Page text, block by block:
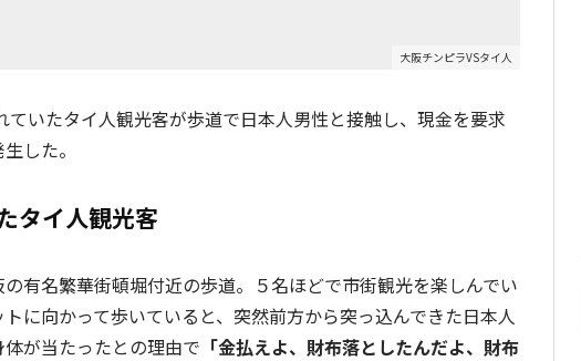
大阪チンピラVSタイ人
ていたタイ人観光客が歩道で日本人男性と接触し、現金を要求
した。
タイ人観光客
有名繁華街頓堀付近の歩道。５名ほどで市街観光を楽しんでい
に向かって歩いていると、突然前方から突っ込んできた日本人
が当たったとの理由で 「金払えよ、財布落としたんだよ、財布